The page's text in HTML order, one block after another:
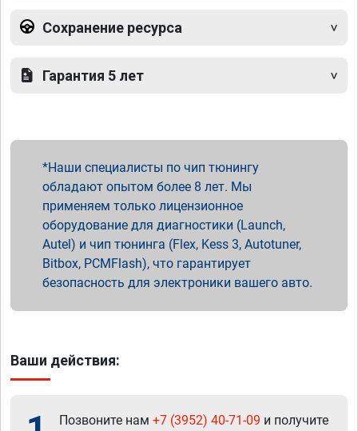
Сохранение ресурса
Гарантия 5 лет
Наши специалисты по чип тюнингу
обладают опытом более 8 лет. Мы
применяем только лицензионное
оборудование для диагностики (Launch,
Autel) и чип тюнинга (Flex, Kess 3, Autotuner,
Bitbox, PCMFlash), что гарантирует
безопасность для электроники вашего авто.
Ваши действия:
Позвоните нам +7 (3952) 40-71-09 и получите